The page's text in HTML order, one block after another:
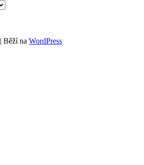
| Běží na WordPress